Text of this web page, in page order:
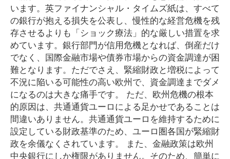
います。英ファイナンシャル・タイムズ紙は、すべて
の銀行が抱える損失を公表し、慢性的な経営危機を残
存させるよりも「ショック療法」的な厳しい措置を求
めています。銀行部門が信用危機となれば、倒産だけ
でなく、国際金融市場や債券市場からの資金調達が困
難となります。ただでさえ、緊縮財政と増税によって
不況に陥いる可能性の高い欧州で、資金調達までダメ
になるのは大きな痛手です。 ただ、欧州危機の根本
的原因は、共通通貨ユーロによる足かせであることは
間違いありません。共通通貨ユーロを維持するために
設定している財政基準のため、ユーロ圏各国が緊縮財
政を余儀なくされています。 また、金融政策は欧州
中央銀行にしか権限がありません。そのため、簡単に